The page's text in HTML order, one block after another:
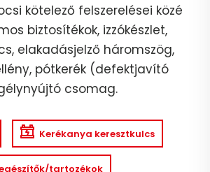
kötelező felszerelései közé
biztosítékok, izzókészlet,
elakadásjelző háromszög,
pótkerék (defektjavító
csomag.
Kerékanya keresztkulcs
tartozékok